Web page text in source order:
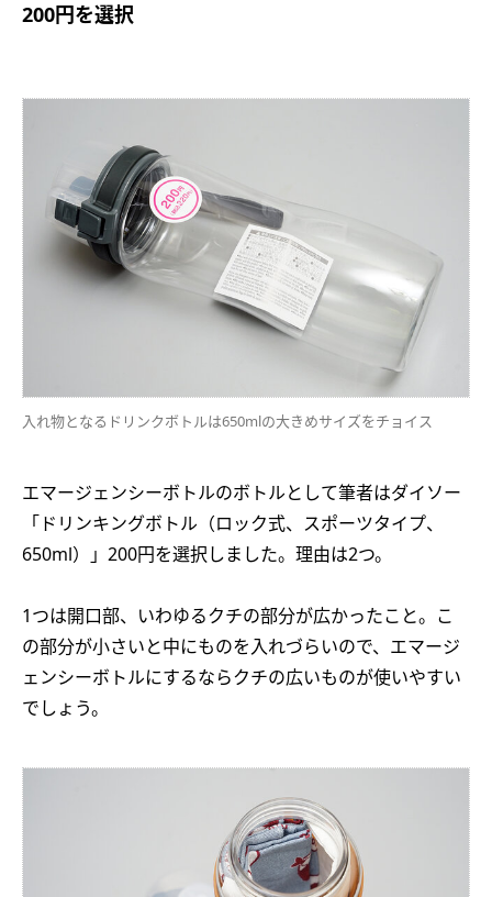
200円を選択
入れ物となるドリンクボトルは650mlの大きめサイズをチョイス
エマージェンシーボトルのボトルとして筆者はダイソー
「ドリンキングボトル（ロック式、スポーツタイプ、
650ml）」200円を選択しました。理由は2つ。
1つは開口部、いわゆるクチの部分が広かったこと。こ
の部分が小さいと中にものを入れづらいので、エマージ
ェンシーボトルにするならクチの広いものが使いやすい
でしょう。